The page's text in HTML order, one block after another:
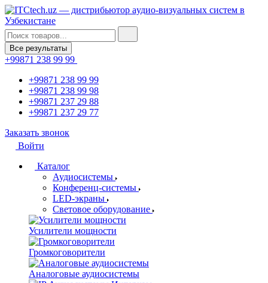
Все результаты
+99871 238 99 99
+99871 238 99 99
+99871 238 99 98
+99871 237 29 88
+99871 237 29 77
Заказать звонок
Войти
Каталог
Аудиосистемы
Конференц-системы
LED-экраны
Световое оборудование
Усилители мощности
Громкоговорители
Аналоговые аудиосистемы